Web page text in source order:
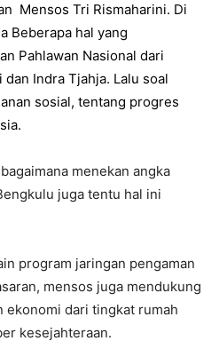
Mensos Tri Rismaharini. Di
Beberapa hal yang
Pahlawan Nasional dari
Indra Tjahja. Lalu soal
sosial, tentang progres
menekan angka
juga tentu hal ini
program jaringan pengaman
mensos juga mendukung
ekonomi dari tingkat rumah
kesejahteraan.